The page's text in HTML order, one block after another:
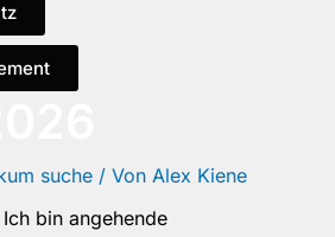
suche / Von Alex Kiene
bin angehende